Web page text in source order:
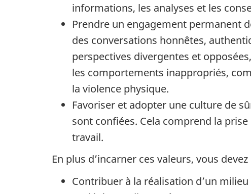
informations, les analyses et les
Prendre un engagement permanent
des conversations honnêtes,
perspectives divergentes et
les comportements inappropriés,
la violence physique.
Favoriser et adopter une culture de
sont confiées. Cela comprend la
travail.
En plus d’incarner ces valeurs, vous devez
Contribuer à la réalisation d’un